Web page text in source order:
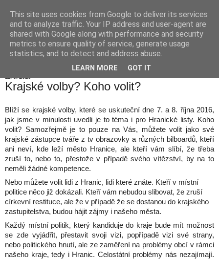
Hranické listy
Krajské volby? Koho volit?
Blíží se krajské volby, které se uskuteční dne 7. a 8. října 2016,
jak jsme v minulosti uvedli je to téma i pro Hranické listy. Koho
volit? Samozřejmě je to pouze na Vás, můžete volit jako své
krajské zástupce tváře z tv obrazovky a různých bilboardů, kteří
ani neví, kde leží město Hranice, ale kteří vám slíbí, že třeba
zruší to, nebo to, přestože v případě svého vítězství, by na to
neměli žádné kompetence.
Nebo můžete volit lidi z Hranic, lidi které znáte. Kteří v místní
politice něco již dokázali. Kteří vám nebudou slibovat, že zruší
církevní restituce, ale že v případě že se dostanou do krajského
zastupitelstva, budou hájit zájmy i našeho města.
Každý místní politik, který kandiduje do kraje bude mít možnost
se zde vyjádřit, přestavit svoji vizi, popřípadě vizi své strany,
nebo politického hnutí, ale ze zaměření na problémy obcí v rámci
našeho kraje, tedy i Hranic. Celostátní problémy nás nezajímají.
This site uses cookies from Google to deliver its services
and to analyze traffic. Your IP address and user-agent are
shared with Google along with performance and security
metrics to ensure quality of service, generate usage
statistics, and to detect and address abuse.
LEARN MORE GOT IT